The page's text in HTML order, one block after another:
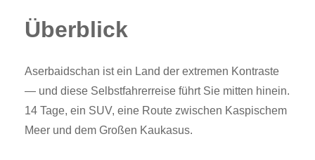
Überblick
Aserbaidschan ist ein Land der extremen Kontraste
— und diese Selbstfahrerreise führt Sie mitten hinein.
14 Tage, ein SUV, eine Route zwischen Kaspischem
Meer und dem Großen Kaukasus.